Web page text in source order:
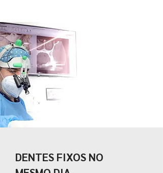
DENTES FIXOS NO